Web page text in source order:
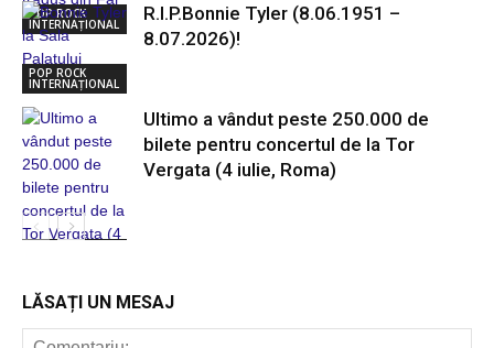
POP ROCK
INTERNAȚIONAL
POP ROCK
INTERNAȚIONAL
R.I.P.Bonnie Tyler (8.06.1951 –
8.07.2026)!
Ultimo a vândut peste 250.000 de
bilete pentru concertul de la Tor
Vergata (4 iulie, Roma)
LĂSAȚI UN MESAJ